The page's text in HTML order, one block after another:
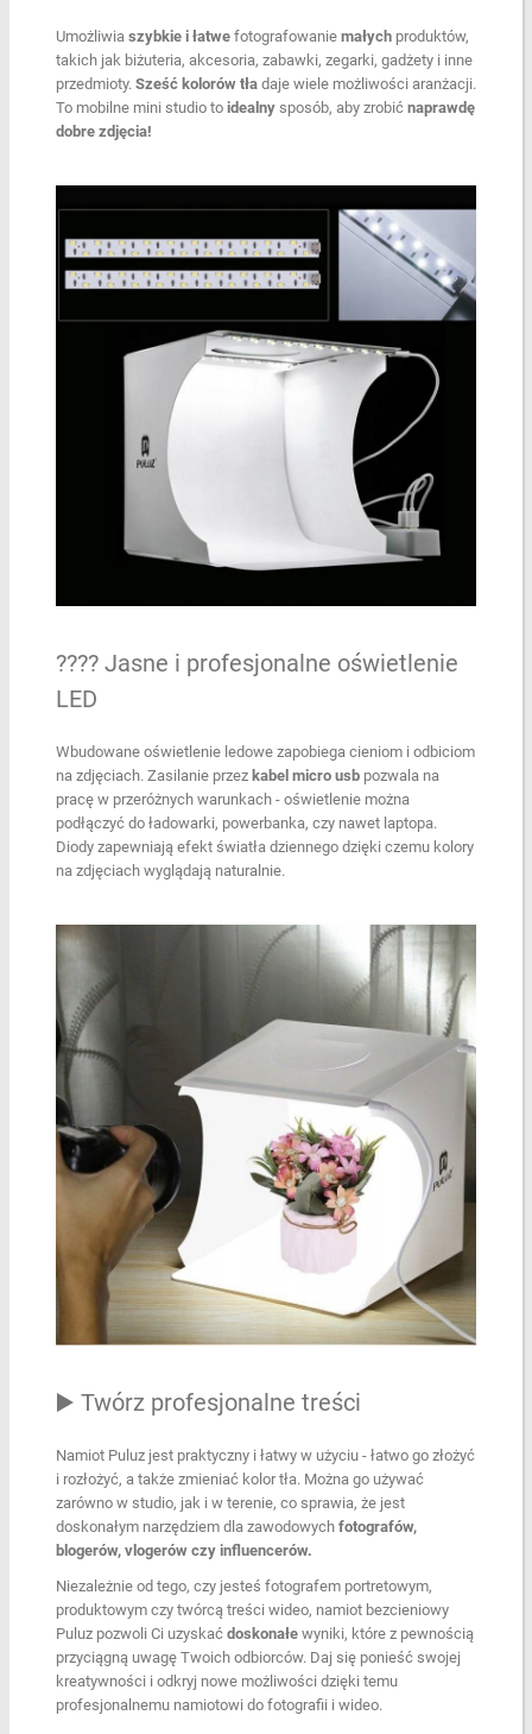
Umożliwiaszybkie i łatwe fotografowanie małych produktów,
takich jak biżuteria, akcesoria, zabawki, zegarki, gadżety i inne
przedmioty. Sześć kolorów tładaje wiele możliwości aranżacji.
To mobilne mini studio to idealny sposób, aby zrobić naprawdę
dobre zdjęcia!
???? Jasne i profesjonalne oświetlenie
LED
Wbudowane oświetlenie ledowe zapobiega cieniom i odbiciom
na zdjęciach. Zasilanie przez kabel micro usb pozwala na
pracę w przeróżnych warunkach - oświetlenie można
podłączyć do ładowarki, powerbanka, czy nawet laptopa.
Diody zapewniają efekt światła dziennego dzięki czemu kolory
na zdjęciach wyglądają naturalnie.
▶️ Twórz profesjonalne treści
Namiot Puluz jest praktyczny i łatwy w użyciu - łatwo go złożyć
i rozłożyć, a także zmieniać kolor tła. Można go używać
zarówno w studio, jak i w terenie, co sprawia, że jest
doskonałym narzędziem dla zawodowych fotografów,
blogerów, vlogerów czy influencerów.
Niezależnie od tego, czy jesteś fotografem portretowym,
produktowym czy twórcą treści wideo, namiot bezcieniowy
Puluz pozwoli Ci uzyskać doskonałewyniki, które z pewnością
przyciągną uwagę Twoich odbiorców. Daj się ponieść swojej
kreatywności i odkryj nowe możliwości dzięki temu
profesjonalnemu namiotowi do fotografii i wideo.